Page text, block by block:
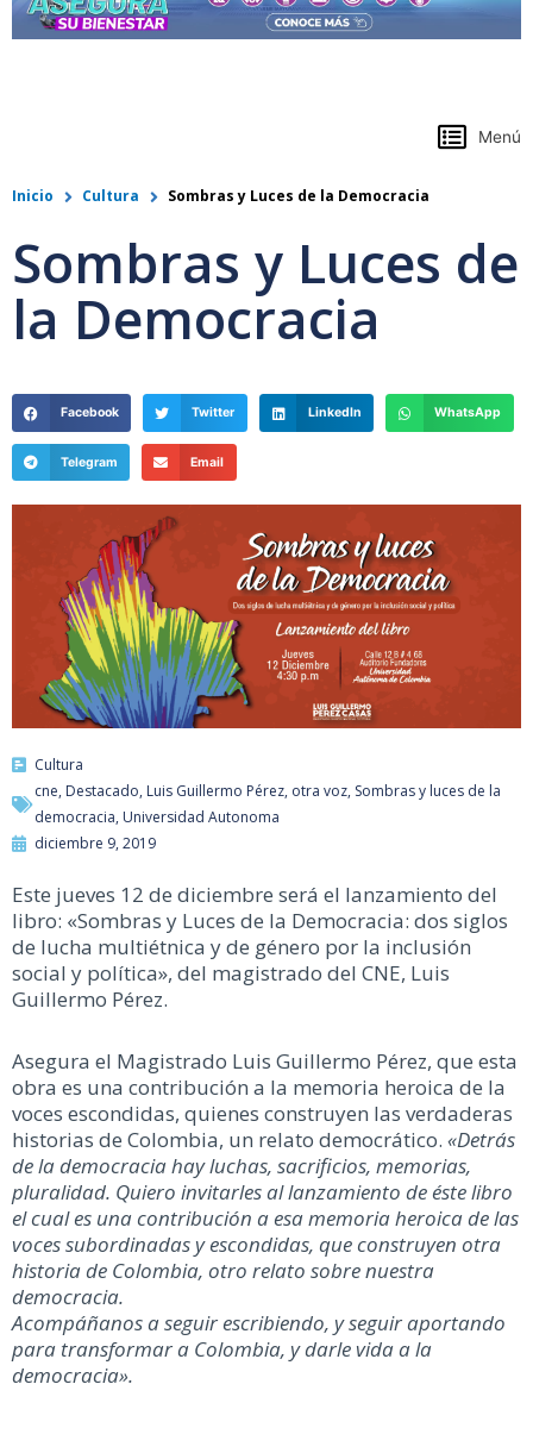
Menú
Inicio Cultura Sombras y Luces de la Democracia
Sombras y Luces de
la Democracia
Facebook Twitter LinkedIn WhatsApp
Telegram Email
Cultura
cne, Destacado, Luis Guillermo Pérez, otra voz, Sombras y luces de la
democracia, Universidad Autonoma
diciembre 9, 2019
Este jueves 12 de diciembre será el lanzamiento del
libro: «Sombras y Luces de la Democracia: dos siglos
de lucha multiétnica y de género por la inclusión
social y política», del magistrado del CNE, Luis
Guillermo Pérez.
Asegura el Magistrado Luis Guillermo Pérez, que esta
obra es una contribución a la memoria heroica de la
voces escondidas, quienes construyen las verdaderas
historias de Colombia, un relato democrático. «Detrás
de la democracia hay luchas, sacrificios, memorias,
pluralidad. Quiero invitarles al lanzamiento de éste libro
el cual es una contribución a esa memoria heroica de las
voces subordinadas y escondidas, que construyen otra
historia de Colombia, otro relato sobre nuestra
democracia.
Acompáñanos a seguir escribiendo, y seguir aportando
para transformar a Colombia, y darle vida a la
democracia».